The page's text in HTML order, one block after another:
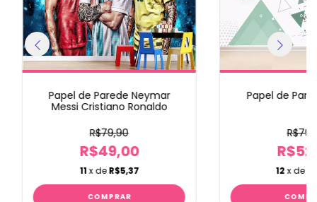
Papel de Parede Neymar
Messi Cristiano Ronaldo
R$79,90
R$49,00
11x deR$5,37
Papel de
12 x de